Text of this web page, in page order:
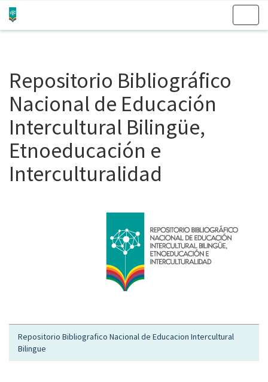
Repositorio Bibliográfico
Nacional de Educación
Intercultural Bilingüe,
Etnoeducación e
Interculturalidad
Repositorio Bibliografico Nacional de Educacion Intercultural
Bilingue